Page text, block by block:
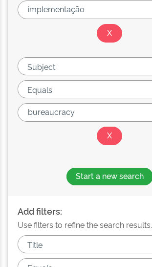
Start a new search
Add filters:
Use filters to refine the search results.